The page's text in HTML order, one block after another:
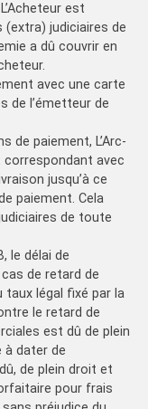
est
judiciaires de
a dû couvrir en
avec une carte
de l’émetteur de
de paiement, L’Arc-
avec
jusqu’à ce
paiement. Cela
de toute
le délai de
de retard de
taux légal fixé par la
le retard de
est dû de plein
à dater de
de plein droit et
pour frais